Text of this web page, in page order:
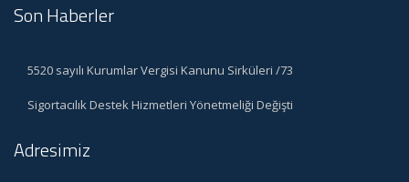
Son Haberler
5520 sayılı Kurumlar Vergisi Kanunu Sirküleri /73
Sigortacılık Destek Hizmetleri Yönetmeliği Değişti
Adresimiz